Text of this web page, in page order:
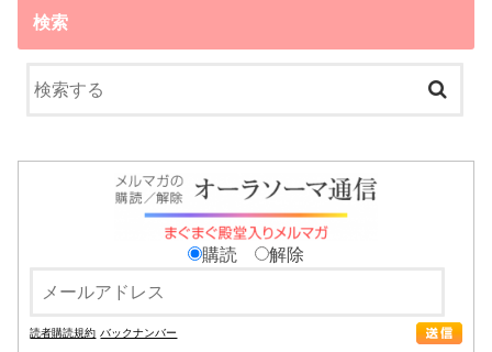
検索
購読 解除
読者購読規約 バックナンバー